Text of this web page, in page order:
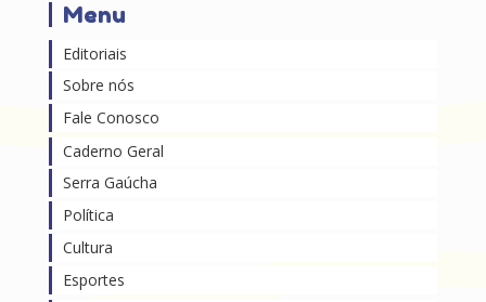
Menu
Editoriais
Sobre nós
Fale Conosco
Caderno Geral
Serra Gaúcha
Política
Cultura
Esportes